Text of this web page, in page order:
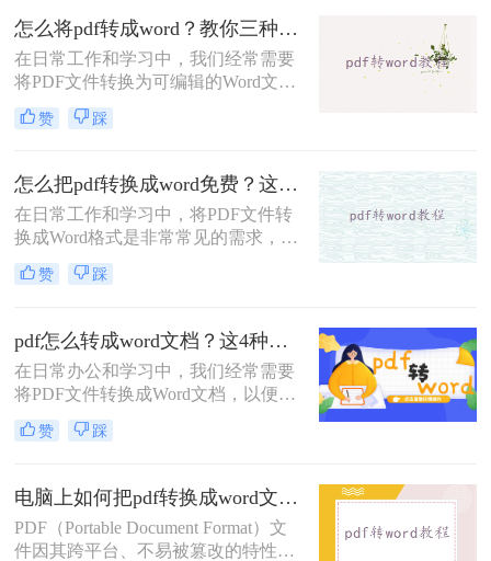
word文档呢？本文将介绍两种将PDF
转换成Word文档的方法。
怎么将pdf转成word？教你三种方法转换！
在日常工作和学习中，我们经常需要
将PDF文件转换为可编辑的Word文
档，以便进行修改、编辑或进一步处
理。那么怎么将PDF转成Word呢？本
效方法，帮助你轻松完成PDF到Word
的转换。
赞 踩
怎么把pdf转换成word免费？这3个方法可以一试！
在日常工作和学习中，将PDF文件转
换成Word格式是非常常见的需求，尤
其是在需要编辑和修改文档内容时。
那么怎么把pdf转换成word免费呢？本
助您轻松完成PDF到Word的转换。
赞 踩
pdf怎么转成word文档？这4种方法操作起来很简单！
在日常办公和学习中，我们经常需要
将PDF文件转换成Word文档，以便进
行编辑、修改或进一步处理。那么
PDF怎么转成Word文档呢？本文将介
方法，帮助你轻松完成PDF到Word的
转换。
赞 踩
电脑上如何把pdf转换成word文档？试试这三个实用方法！
PDF（Portable Document Format）文
件因其跨平台、不易被篡改的特性而